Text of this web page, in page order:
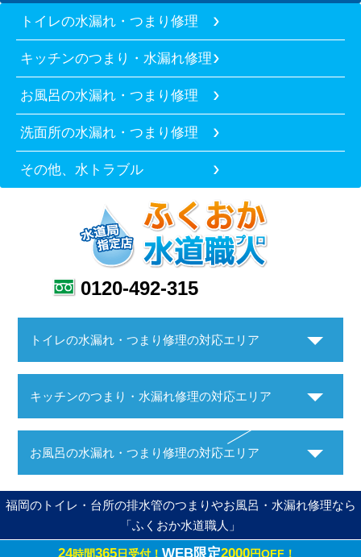
トイレの水漏れ・つまり修理
キッチンのつまり・水漏れ修理
お風呂の水漏れ・つまり修理
洗面所の水漏れ・つまり修理
その他、水トラブル
0120-492-315
トイレの水漏れ・つまり修理の対応エリア
キッチンのつまり・水漏れ修理の対応エリア
お風呂の水漏れ・つまり修理の対応エリア
福岡のトイレ・台所の排水管のつまりやお風呂・水漏れ修理なら
「ふくおか水道職人」
24時間365日受付！ WEB限定2000円OFF！